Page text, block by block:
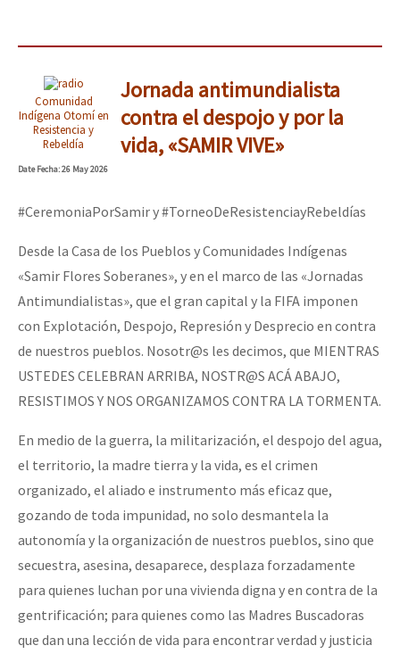
Comunidad
Indígena Otomí en
Resistencia y
Rebeldía
Jornada antimundialista
contra el despojo y por la
vida, «SAMIR VIVE»
DateFecha: 26 May 2026
#CeremoniaPorSamir y #TorneoDeResistenciayRebeldías
Desde la Casa de los Pueblos y Comunidades Indígenas
«Samir Flores Soberanes», y en el marco de las «Jornadas
Antimundialistas», que el gran capital y la FIFA imponen
con Explotación, Despojo, Represión y Desprecio en contra
de nuestros pueblos. Nosotr@s les decimos, que MIENTRAS
USTEDES CELEBRAN ARRIBA, NOSTR@S ACÁ ABAJO,
RESISTIMOS Y NOS ORGANIZAMOS CONTRA LA TORMENTA.
En medio de la guerra, la militarización, el despojo del agua,
el territorio, la madre tierra y la vida, es el crimen
organizado, el aliado e instrumento más eficaz que,
gozando de toda impunidad, no solo desmantela la
autonomía y la organización de nuestros pueblos, sino que
secuestra, asesina, desaparece, desplaza forzadamente
para quienes luchan por una vivienda digna y en contra de la
gentrificación; para quienes como las Madres Buscadoras
que dan una lección de vida para encontrar verdad y justicia